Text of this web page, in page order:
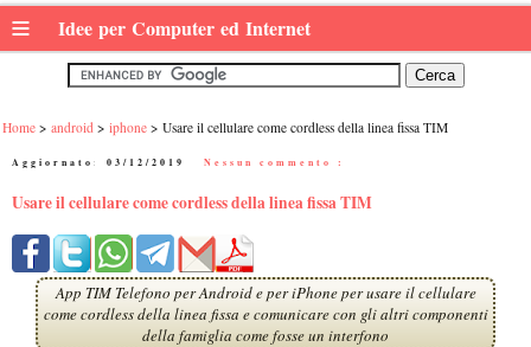
≡ Idee per Computer ed Internet
Home android iphone Usare il cellulare come cordless della linea fissa TIM
Aggiornato: 03/12/2019 Nessun commento :
Usare il cellulare come cordless della linea fissa TIM
App TIM Telefono per Android e per iPhone per usare il cellulare
come cordless della linea fissa e comunicare con gli altri componenti
della famiglia come fosse un interfono